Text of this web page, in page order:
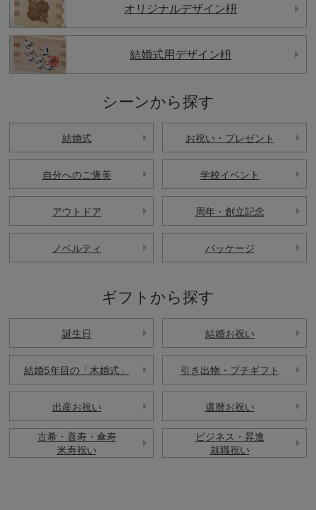
オリジナルデザイン枡
結婚式用デザイン枡
シーンから探す
結婚式 お祝い・プレゼント
自分へのご褒美 学校イベント
アウトドア 周年・創立記念
ノベルティ パッケージ
ギフトから探す
誕生日 結婚お祝い
結婚5年目の「木婚式」 引き出物・プチギフト
出産お祝い 還暦お祝い
古希・喜寿・傘寿
米寿祝い
ビジネス・昇進
就職祝い